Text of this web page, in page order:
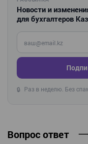
Новости и
для бухгалтеров
Введите ваш e-mail
🔒 Раз в неделю. Без
Вопрос ответ